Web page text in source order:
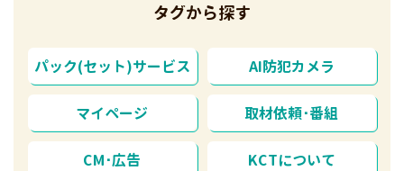
タグから探す
パック(セット)サービス AI防犯カメラ
マイページ 取材依頼･番組
CM･広告 KCTについて